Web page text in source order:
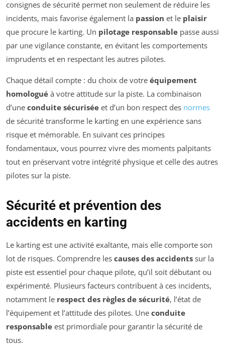
consignes de sécurité permet non seulement de réduire les
incidents, mais favorise également la passion et le plaisir
que procure le karting. Un pilotage responsable passe aussi
par une vigilance constante, en évitant les comportements
imprudents et en respectant les autres pilotes.
Chaque détail compte : du choix de votre équipement
homologué à votre attitude sur la piste. La combinaison
d’une conduite sécurisée et d’un bon respect des normes
de sécurité transforme le karting en une expérience sans
risque et mémorable. En suivant ces principes
fondamentaux, vous pourrez vivre des moments palpitants
tout en préservant votre intégrité physique et celle des autres
pilotes sur la piste.
Sécurité et prévention des
accidents en karting
Le karting est une activité exaltante, mais elle comporte son
lot de risques. Comprendre les causes des accidents sur la
piste est essentiel pour chaque pilote, qu’il soit débutant ou
expérimenté. Plusieurs facteurs contribuent à ces incidents,
notamment le respect des règles de sécurité, l’état de
l’équipement et l’attitude des pilotes. Une conduite
responsable est primordiale pour garantir la sécurité de
tous.